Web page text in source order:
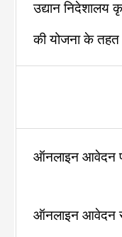
उद्यान निदेशालय
की योजना के
ऑनलाइन आवेदन
ऑनलाइन आवेदन